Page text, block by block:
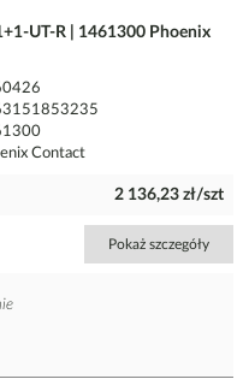
UT-R | 1461300 Phoenix
Contact
2 136,23 zł/szt
Pokaż szczegóły